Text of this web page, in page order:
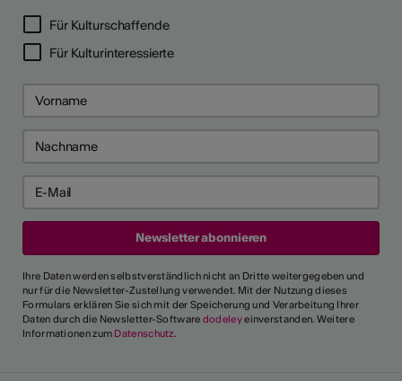
Für Kulturschaffende
Für Kulturinteressierte
Ihre Daten werden selbstverständlich nicht an Dritte weitergegeben und
nur für die Newsletter-Zustellung verwendet. Mit der Nutzung dieses
Formulars erklären Sie sich mit der Speicherung und Verarbeitung Ihrer
Daten durch die Newsletter-Software dodeleyeinverstanden. Weitere
Informationen zum Datenschutz.